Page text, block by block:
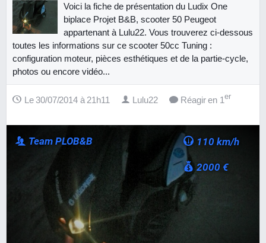
Voici la fiche de présentation du Ludix One
biplace Projet B&B, scooter 50 Peugeot
appartenant à Lulu22. Vous trouverez ci-dessous
toutes les informations sur ce scooter 50cc Tuning :
configuration moteur, pièces esthétiques et de la partie-cycle,
photos ou encore vidéo...
Le 30/07/2014 à 21h11 Lulu22 Réagir en 1 er
Team PLOB&B 110 km/h
2000 €